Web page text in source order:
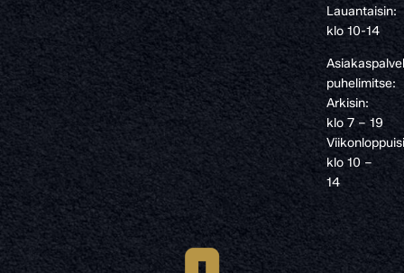
Lauantaisin:
klo 10-14
puhelimitse:
Arkisin:
klo 7 – 19
klo 10 –
14